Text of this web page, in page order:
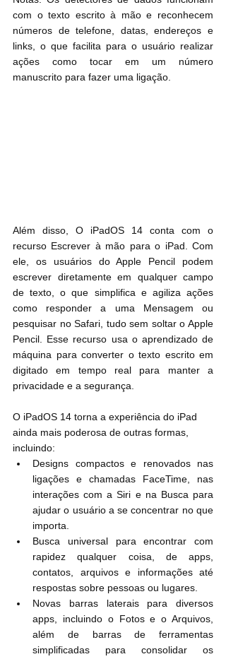
com o texto escrito à mão e reconhecem
números de telefone, datas, endereços e
links, o que facilita para o usuário realizar
ações como tocar em um número
manuscrito para fazer uma ligação.
Além disso, O iPadOS 14 conta com o
recurso Escrever à mão para o iPad. Com
ele, os usuários do Apple Pencil podem
escrever diretamente em qualquer campo
de texto, o que simplifica e agiliza ações
como responder a uma Mensagem ou
pesquisar no Safari, tudo sem soltar o Apple
Pencil. Esse recurso usa o aprendizado de
máquina para converter o texto escrito em
digitado em tempo real para manter a
privacidade e a segurança.
O iPadOS 14 torna a experiência do iPad
ainda mais poderosa de outras formas,
incluindo:
Designs compactos e renovados nas
ligações e chamadas FaceTime, nas
interações com a Siri e na Busca para
ajudar o usuário a se concentrar no que
importa.
Busca universal para encontrar com
rapidez qualquer coisa, de apps,
contatos, arquivos e informações até
respostas sobre pessoas ou lugares.
Novas barras laterais para diversos
apps, incluindo o Fotos e o Arquivos,
além de barras de ferramentas
simplificadas para consolidar os